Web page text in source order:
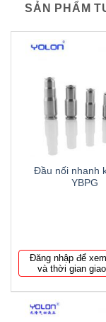
SẢN PHẨM
Đầu nối nhanh
YBPG
Đăng nhập để
và thời gian